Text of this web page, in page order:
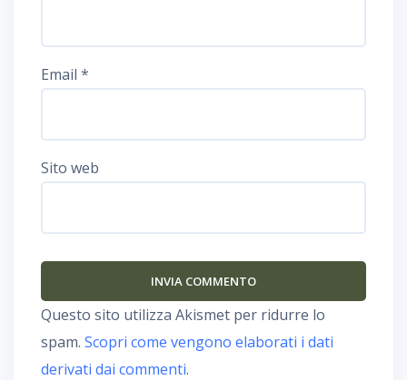
Email *
Sito web
Questo sito utilizza Akismet per ridurre lo
spam. Scopri come vengono elaborati i dati
derivati dai commenti.